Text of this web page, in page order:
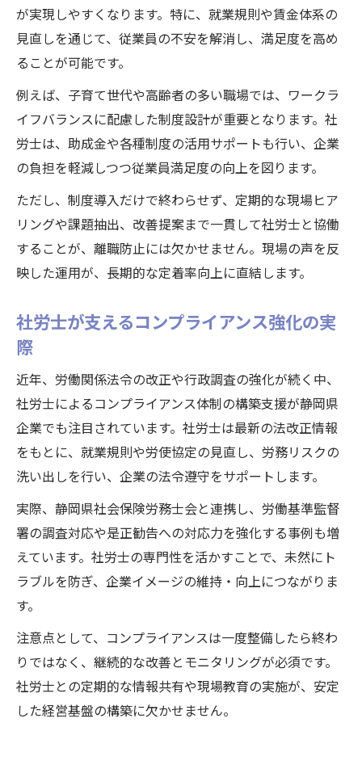
が実現しやすくなります。特に、就業規則や賃金体系の
見直しを通じて、従業員の不安を解消し、満足度を高め
ることが可能です。
例えば、子育て世代や高齢者の多い職場では、ワークラ
イフバランスに配慮した制度設計が重要となります。社
労士は、助成金や各種制度の活用サポートも行い、企業
の負担を軽減しつつ従業員満足度の向上を図ります。
ただし、制度導入だけで終わらせず、定期的な現場ヒア
リングや課題抽出、改善提案まで一貫して社労士と協働
することが、離職防止には欠かせません。現場の声を反
映した運用が、長期的な定着率向上に直結します。
社労士が支えるコンプライアンス強化の実
際
近年、労働関係法令の改正や行政調査の強化が続く中、
社労士によるコンプライアンス体制の構築支援が静岡県
企業でも注目されています。社労士は最新の法改正情報
をもとに、就業規則や労使協定の見直し、労務リスクの
洗い出しを行い、企業の法令遵守をサポートします。
実際、静岡県社会保険労務士会と連携し、労働基準監督
署の調査対応や是正勧告への対応力を強化する事例も増
えています。社労士の専門性を活かすことで、未然にト
ラブルを防ぎ、企業イメージの維持・向上につながりま
す。
注意点として、コンプライアンスは一度整備したら終わ
りではなく、継続的な改善とモニタリングが必須です。
社労士との定期的な情報共有や現場教育の実施が、安定
した経営基盤の構築に欠かせません。